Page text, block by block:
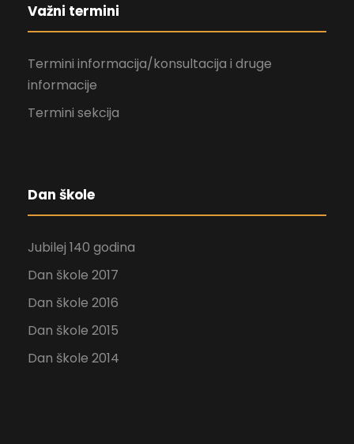
Važni termini
Termini informacija/konsultacija i druge
informacije
Termini sekcija
Dan škole
Jubilej 140 godina
Dan škole 2017
Dan škole 2016
Dan škole 2015
Dan škole 2014